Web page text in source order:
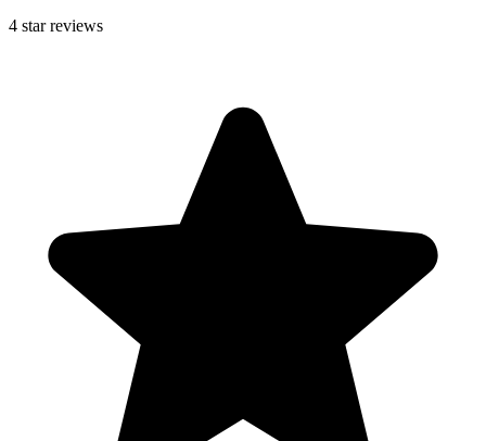
4 star reviews